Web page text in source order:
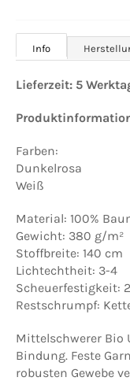
Info
Lieferzeit: 5
Farben:
Dunkelrosa
Weiß
Material: 100%
Gewicht: 380 g/m²
Stoffbreite: 140 cm
Lichtechtheit: 3-4
Scheuerfestigkeit:
Restschrumpf:
Mittelschwerer Bio
Bindung. Feste
robusten Gewebe